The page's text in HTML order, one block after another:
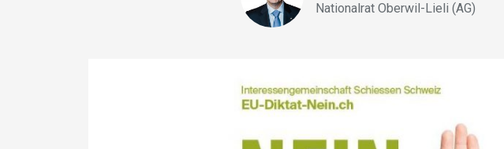
Nationalrat Oberwil-Lieli (AG)